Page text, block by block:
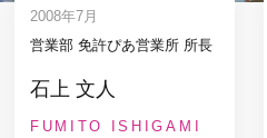
2008年7月
営業部 免許ぴあ営業所 所長
石上 文人
FUMITO ISHIGAMI